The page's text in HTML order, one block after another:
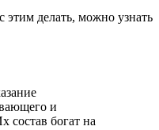
этим делать, можно узнать
и
состав богат на